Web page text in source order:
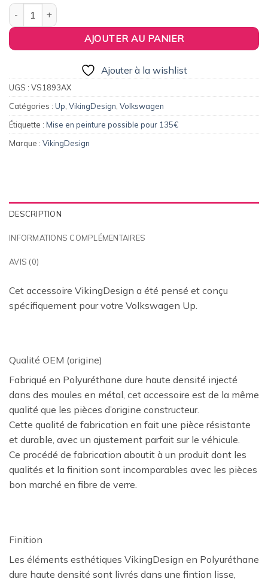
quantité de Aileron / Becquet pour Volkswagen Up
AJOUTER AU PANIER
Ajouter à la wishlist
UGS : VS1893AX
Catégories : Up VikingDesign Volkswagen
Étiquette : Mise en peinture possible pour 135€
Marque : VikingDesign
DESCRIPTION
INFORMATIONS COMPLÉMENTAIRES
AVIS (0)
Cet accessoire VikingDesign a été pensé et conçu
spécifiquement pour votre Volkswagen Up.
Qualité OEM (origine)
Fabriqué en Polyuréthane dure haute densité injecté
dans des moules en métal, cet accessoire est de la même
qualité que les pièces d’origine constructeur.
Cette qualité de fabrication en fait une pièce résistante
et durable, avec un ajustement parfait sur le véhicule.
Ce procédé de fabrication aboutit à un produit dont les
qualités et la finition sont incomparables avec les pièces
bon marché en fibre de verre.
Finition
Les éléments esthétiques VikingDesign en Polyuréthane
dure haute densité sont livrés dans une fintion lisse,